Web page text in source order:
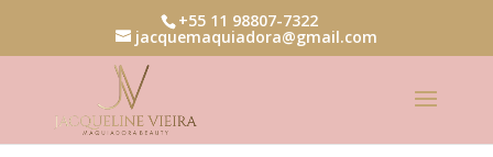
+55 11 98807-7322
jacquemaquiadora@gmail.com